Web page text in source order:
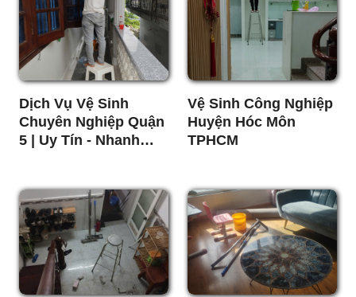
Dịch Vụ Vệ Sinh
Chuyên Nghiệp Quận
5 | Uy Tín - Nhanh
Vệ Sinh Công Nghiệp
Huyện Hóc Môn
TPHCM